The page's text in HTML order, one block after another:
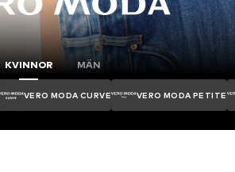
KVINNOR MÄN
VERO MODA CURVE VERO MODA PETITE